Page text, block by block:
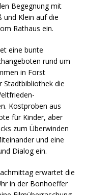
Begegnung mit
Klein auf die
Rathaus ein.
eine bunte
rund um
in Forst
Stadtbibliothek die
Kostproben aus
für Kinder, aber
zum Überwinden
und eine
Dialog ein.
erwartet die
in der Bonhoeffer